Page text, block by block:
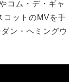
コム・デ・ギャ
コットのMVを手
ン・ヘミングウ